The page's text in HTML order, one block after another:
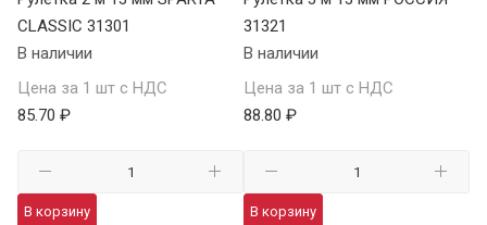
CLASSIC 31301
В наличии
Цена за 1 шт с НДС
85.70 ₽
В корзину
31321
В наличии
Цена за 1 шт с НДС
88.80 ₽
В корзину